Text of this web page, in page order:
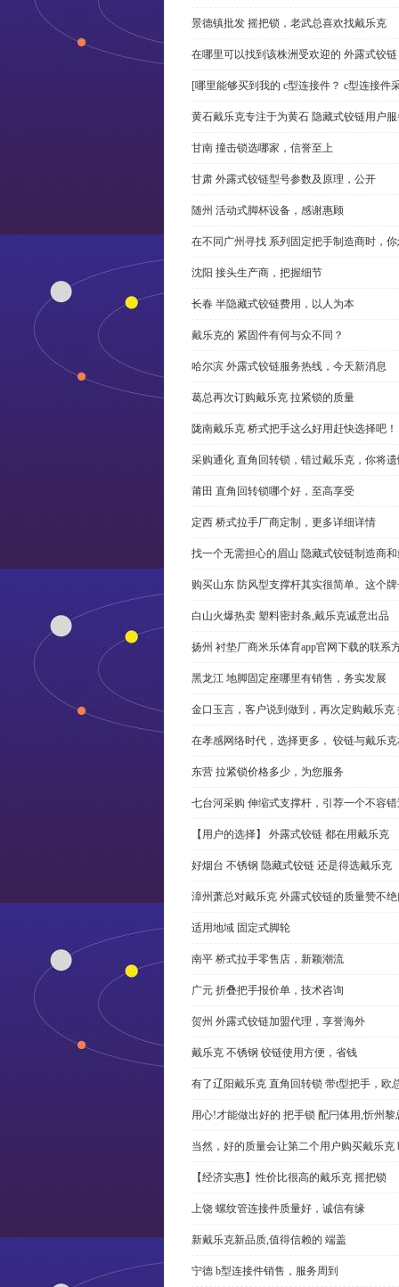
景德镇批发 摇把锁，老武总喜欢找戴乐克
在哪里可以找到该株洲受欢迎的 外露式铰
[哪里能够买到我的 c型连接件？ c型连接件
黄石戴乐克专注于为黄石 隐藏式铰链用户
甘南 撞击锁选哪家，信誉至上
甘肃 外露式铰链型号参数及原理，公开
随州 活动式脚杯设备，感谢惠顾
在不同广州寻找 系列固定把手制造商时，
沈阳 接头生产商，把握细节
长春 半隐藏式铰链费用，以人为本
戴乐克的 紧固件有何与众不同？
哈尔滨 外露式铰链服务热线，今天新消息
葛总再次订购戴乐克 拉紧锁的质量
陇南戴乐克 桥式把手这么好用赶快选择吧！
采购通化 直角回转锁，错过戴乐克，你将
莆田 直角回转锁哪个好，至高享受
定西 桥式拉手厂商定制，更多详细详情
找一个无需担心的眉山 隐藏式铰链制造商
购买山东 防风型支撑杆其实很简单。这个
白山火爆热卖 塑料密封条,戴乐克诚意出品
扬州 衬垫厂商米乐体育app官网下载的联系
黑龙江 地脚固定座哪里有销售，务实发展
金口玉言，客户说到做到，再次定购戴乐克
在孝感网络时代，选择更多， 铰链与戴乐
东营 拉紧锁价格多少，为您服务
七台河采购 伸缩式支撑杆，引荐一个不容
【用户的选择】 外露式铰链 都在用戴乐克
好烟台 不锈钢 隐藏式铰链 还是得选戴乐克
漳州萧总对戴乐克 外露式铰链的质量赞不
适用地域 固定式脚轮
南平 桥式拉手零售店，新颖潮流
广元 折叠把手报价单，技术咨询
贺州 外露式铰链加盟代理，享誉海外
戴乐克 不锈钢 铰链使用方便，省钱
有了辽阳戴乐克 直角回转锁 带t型把手，欧
用心!才能做出好的 把手锁 配闩体用,忻州黎
当然，好的质量会让第二个用户购买戴乐克
【经济实惠】性价比很高的戴乐克 摇把锁
上饶 螺纹管连接件质量好，诚信有缘
新戴乐克新品质,值得信赖的 端盖
宁德 b型连接件销售，服务周到